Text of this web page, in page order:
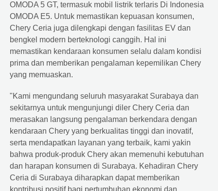
OMODA 5 GT, termasuk mobil listrik terlaris Di Indonesia
OMODA E5. Untuk memastikan kepuasan konsumen,
Chery Ceria juga dilengkapi dengan fasilitas EV dan
bengkel modern berteknologi canggih. Hal ini
memastikan kendaraan konsumen selalu dalam kondisi
prima dan memberikan pengalaman kepemilikan Chery
yang memuaskan.
"Kami mengundang seluruh masyarakat Surabaya dan
sekitarnya untuk mengunjungi diler Chery Ceria dan
merasakan langsung pengalaman berkendara dengan
kendaraan Chery yang berkualitas tinggi dan inovatif,
serta mendapatkan layanan yang terbaik, kami yakin
bahwa produk-produk Chery akan memenuhi kebutuhan
dan harapan konsumen di Surabaya. Kehadiran Chery
Ceria di Surabaya diharapkan dapat memberikan
kontribusi positif bagi pertumbuhan ekonomi dan